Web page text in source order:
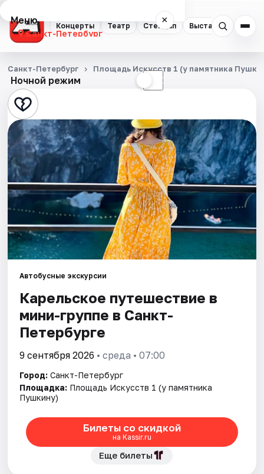
Концерты Театр Стендап Выставки
Меню ×
Санкт-Петербург
Концерты
Театр
Стендап
Выставки
Квесты
Экскурсии
Спорт
События
Города
Площадки
Артисты
Рейтинги
Ночной режим ☾
Санкт-Петербург Площадь Искусств 1 (у памятника
Автобусные экскурсии
Карельское путешествие в
мини-группе в Санкт-
Петербурге
9 сентября 2026 • среда • 07:00
Город: Санкт-Петербург
Площадка: Площадь Искусств 1 (у памятника
Пушкину)
Билеты со скидкой
на Kassir.ru
Еще билеты